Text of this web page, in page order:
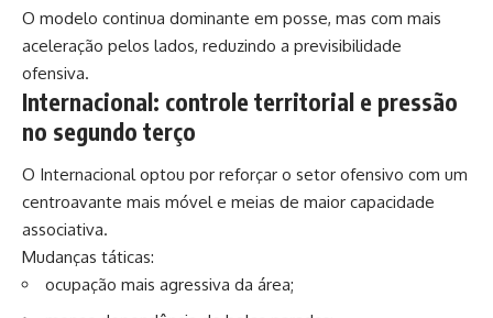
O modelo continua dominante em posse, mas com mais
aceleração pelos lados, reduzindo a previsibilidade
ofensiva.
Internacional: controle territorial e pressão
no segundo terço
O Internacional optou por reforçar o setor ofensivo com um
centroavante mais móvel e meias de maior capacidade
associativa.
Mudanças táticas:
ocupação mais agressiva da área;